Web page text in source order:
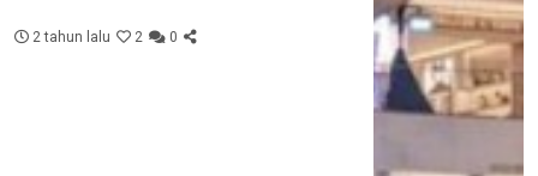
2 tahun lalu 2 0